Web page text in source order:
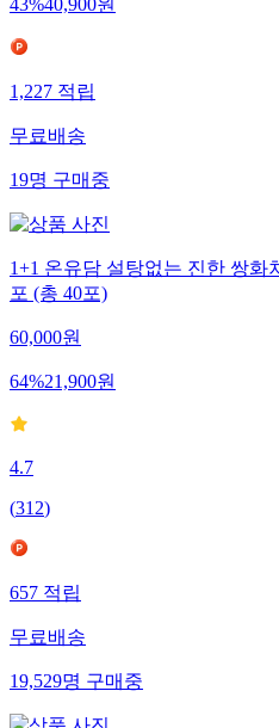
43%40,900원
1,227적립
무료배송
19명구매중
1+1 온유담 설탕없는 진한 쌍화
포 (총 40포)
60,000원
64%21,900원
4.7
(312)
657적립
무료배송
19,529명구매중